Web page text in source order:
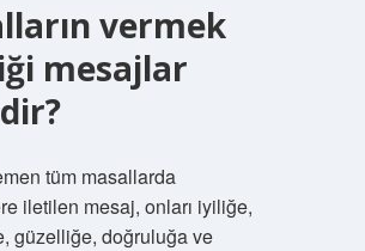
vermek
mesajlar
tüm masallarda
iletilen mesaj, onları iyiliğe,
güzelliğe, doğruluğa ve